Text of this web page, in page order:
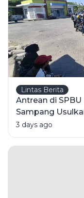
Lintas Berita
Antrean di
Sampang
Bersubsidi
3 days ago